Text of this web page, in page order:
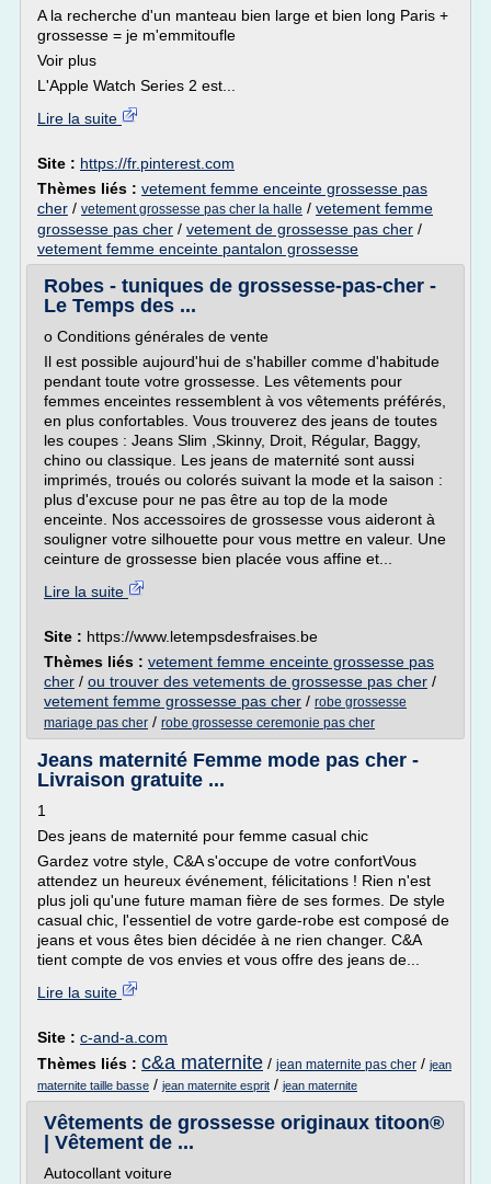
A la recherche d'un manteau bien large et bien long Paris +
grossesse = je m'emmitoufle
Voir plus
L'Apple Watch Series 2 est...
Lire la suite
Site : https://fr.pinterest.com
Thèmes liés : vetement femme enceinte grossesse pas
cher / vetement grossesse pas cher la halle / vetement femme
grossesse pas cher / vetement de grossesse pas cher /
vetement femme enceinte pantalon grossesse
Robes - tuniques de grossesse-pas-cher -
Le Temps des ...
o Conditions générales de vente
Il est possible aujourd'hui de s'habiller comme d'habitude
pendant toute votre grossesse. Les vêtements pour
femmes enceintes ressemblent à vos vêtements préférés,
en plus confortables. Vous trouverez des jeans de toutes
les coupes : Jeans Slim ,Skinny, Droit, Régular, Baggy,
chino ou classique. Les jeans de maternité sont aussi
imprimés, troués ou colorés suivant la mode et la saison :
plus d'excuse pour ne pas être au top de la mode
enceinte. Nos accessoires de grossesse vous aideront à
souligner votre silhouette pour vous mettre en valeur. Une
ceinture de grossesse bien placée vous affine et...
Lire la suite
Site : https://www.letempsdesfraises.be
Thèmes liés : vetement femme enceinte grossesse pas
cher / ou trouver des vetements de grossesse pas cher /
vetement femme grossesse pas cher / robe grossesse
mariage pas cher / robe grossesse ceremonie pas cher
Jeans maternité Femme mode pas cher -
Livraison gratuite ...
1
Des jeans de maternité pour femme casual chic
Gardez votre style, C&A s'occupe de votre confortVous
attendez un heureux événement, félicitations ! Rien n'est
plus joli qu'une future maman fière de ses formes. De style
casual chic, l'essentiel de votre garde-robe est composé de
jeans et vous êtes bien décidée à ne rien changer. C&A
tient compte de vos envies et vous offre des jeans de...
Lire la suite
Site : c-and-a.com
Thèmes liés : c&a maternite / jean maternite pas cher / jean
maternite taille basse / jean maternite esprit / jean maternite
Vêtements de grossesse originaux titoon®
| Vêtement de ...
Autocollant voiture